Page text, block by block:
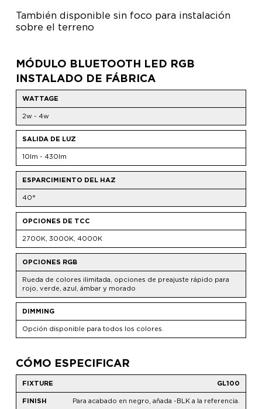
También disponible sin foco para instalación
sobre el terreno
MÓDULO BLUETOOTH LED RGB
INSTALADO DE FÁBRICA
WATTAGE
2w - 4w
SALIDA DE LUZ
10lm - 430lm
ESPARCIMIENTO DEL HAZ
40°
OPCIONES DE TCC
2700K, 3000K, 4000K
OPCIONES RGB
Rueda de colores ilimitada, opciones de preajuste rápido para
rojo, verde, azul, ámbar y morado
DIMMING
Opción disponible para todos los colores.
CÓMO ESPECIFICAR
GL100
Para acabado en negro, añada -BLK a la referencia.